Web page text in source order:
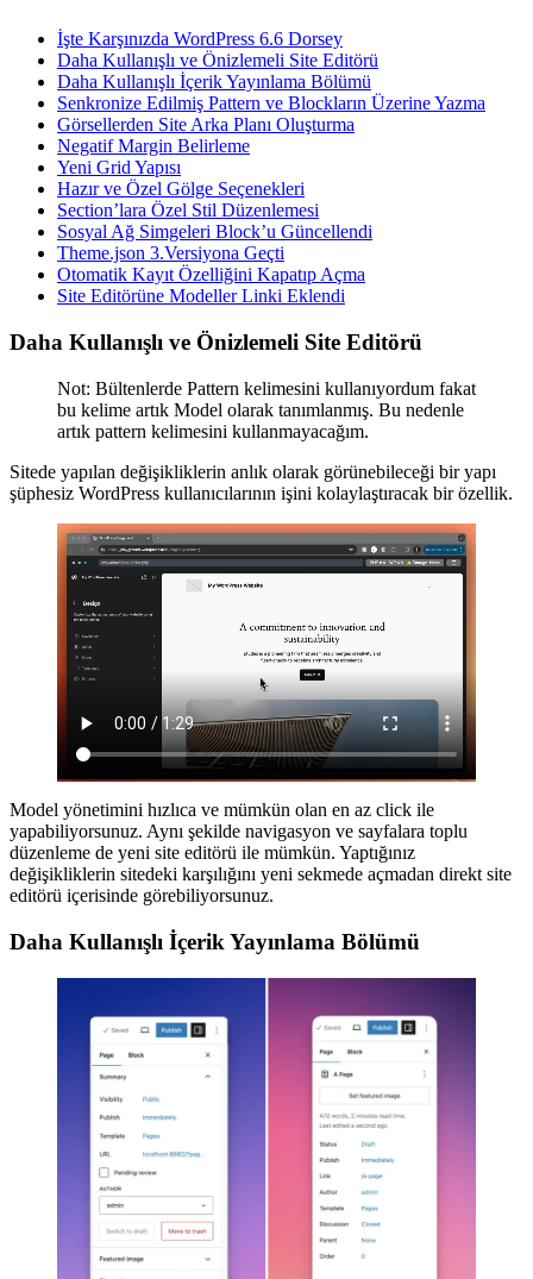
İşte Karşınızda WordPress 6.6 Dorsey
Daha Kullanışlı ve Önizlemeli Site Editörü
Daha Kullanışlı İçerik Yayınlama Bölümü
Senkronize Edilmiş Pattern ve Blockların Üzerine Yazma
Görsellerden Site Arka Planı Oluşturma
Negatif Margin Belirleme
Yeni Grid Yapısı
Hazır ve Özel Gölge Seçenekleri
Section’lara Özel Stil Düzenlemesi
Sosyal Ağ Simgeleri Block’u Güncellendi
Theme.json 3.Versiyona Geçti
Otomatik Kayıt Özelliğini Kapatıp Açma
Site Editörüne Modeller Linki Eklendi
Daha Kullanışlı ve Önizlemeli Site Editörü
Not: Bültenlerde Pattern kelimesini kullanıyordum fakat
bu kelime artık Model olarak tanımlanmış. Bu nedenle
artık pattern kelimesini kullanmayacağım.
Sitede yapılan değişikliklerin anlık olarak görünebileceği bir yapı
şüphesiz WordPress kullanıcılarının işini kolaylaştıracak bir özellik.
Model yönetimini hızlıca ve mümkün olan en az click ile
yapabiliyorsunuz. Aynı şekilde navigasyon ve sayfalara toplu
düzenleme de yeni site editörü ile mümkün. Yaptığınız
değişikliklerin sitedeki karşılığını yeni sekmede açmadan direkt site
editörü içerisinde görebiliyorsunuz.
Daha Kullanışlı İçerik Yayınlama Bölümü